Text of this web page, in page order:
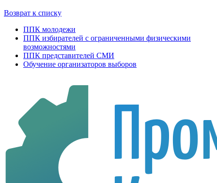
Возврат к списку
ППК молодежи
ППК избирателей с ограниченными физическими
возможностями
ППК представителей СМИ
Обучение организаторов выборов